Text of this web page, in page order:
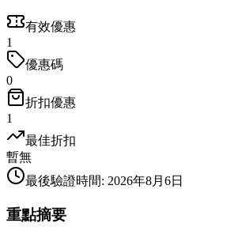
有效優惠
1
優惠碼
0
折扣優惠
1
最佳折扣
暫無
最後驗證時間: 2026年8月6日
重點摘要